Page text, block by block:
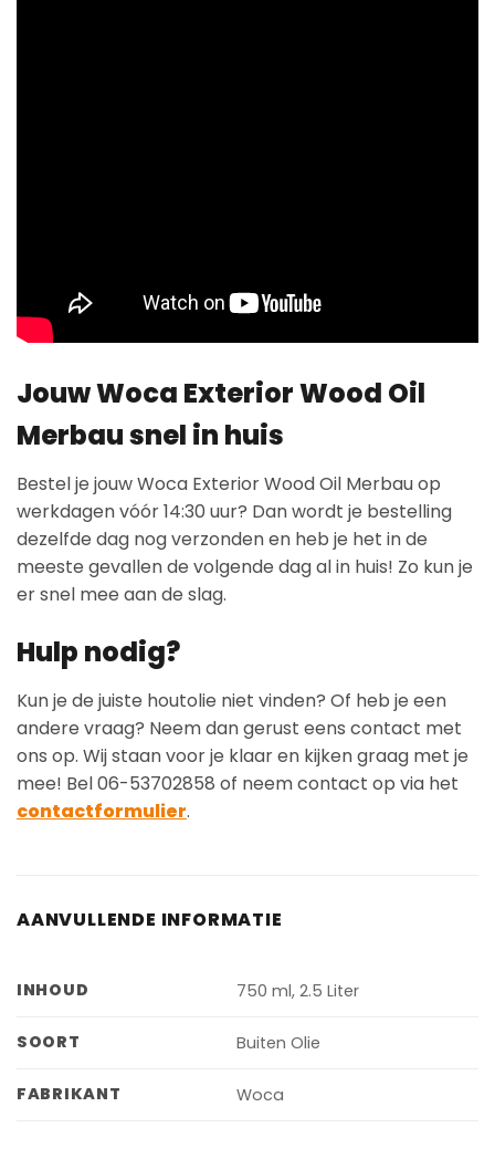
Jouw Woca Exterior Wood Oil
Merbau snel in huis
Bestel je jouw Woca Exterior Wood Oil Merbau op
werkdagen vóór 14:30 uur? Dan wordt je bestelling
dezelfde dag nog verzonden en heb je het in de
meeste gevallen de volgende dag al in huis! Zo kun je
er snel mee aan de slag.
Hulp nodig?
Kun je de juiste houtolie niet vinden? Of heb je een
andere vraag? Neem dan gerust eens contact met
ons op. Wij staan voor je klaar en kijken graag met je
mee! Bel 06-53702858 of neem contact op via het
contactformulier.
AANVULLENDE INFORMATIE
INHOUD 750 ml, 2.5 Liter
SOORT Buiten Olie
FABRIKANT Woca